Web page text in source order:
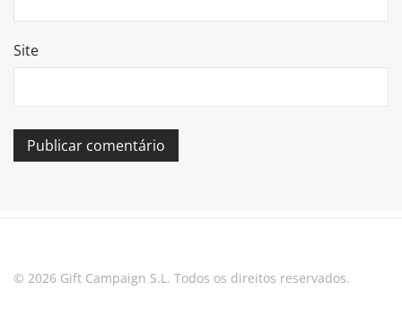
Site
© 2026 Gift Campaign S.L. Todos os direitos reservados.